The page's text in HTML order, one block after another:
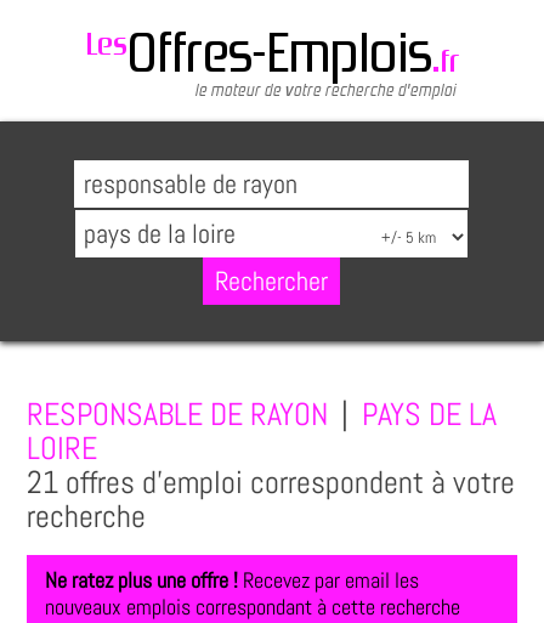
RESPONSABLE DE RAYON
PAYS DE LA
LOIRE
21 offres d'emploi correspondent à votre
recherche
Ne ratez plus une offre ! Recevez par email les
nouveaux emplois correspondant à cette recherche